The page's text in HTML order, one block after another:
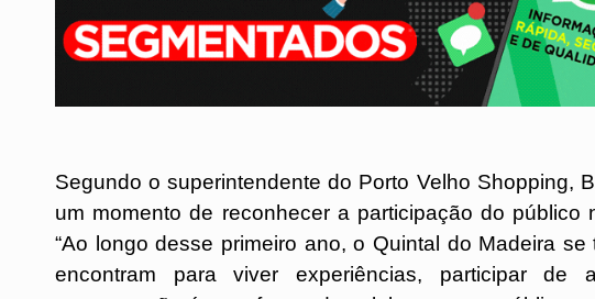
Segundo o superintendente do Porto Velho Shopping,
um momento de reconhecer a participação do
“Ao longo desse primeiro ano, o Quintal do Madeira
encontram para viver experiências, participar de